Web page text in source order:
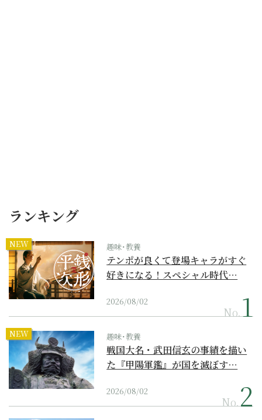
ランキング
NEW 趣味･教養
テンポが良くて登場キャラがすぐ
好きになる！スペシャル時代…
2026/08/02
No.
NEW 趣味･教養
戦国大名・武田信玄の事績を描い
た『甲陽軍鑑』が国を滅ぼす…
2026/08/02
No.